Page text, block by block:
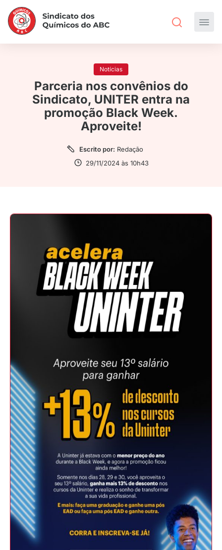
Notícias
Parceria nos convênios do
Sindicato, UNITER entra na
promoção Black Week.
Aproveite!
Escrito por: Redação
29/11/2024 às 10h43